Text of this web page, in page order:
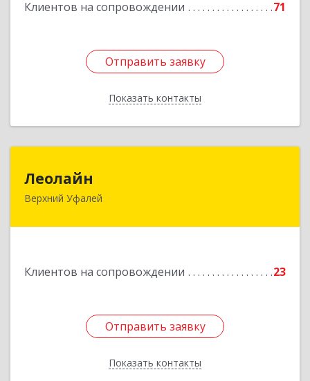
Клиентов на сопровождении 71
Отправить заявку
Показать контакты
Отправить заявку
Назад
Леолайн
Верхний Уфалей
Клиентов на сопровождении 23
Отправить заявку
Показать контакты
456800, Челябинская обл, Верхний Уфалей г,
Отправить заявку
Назад